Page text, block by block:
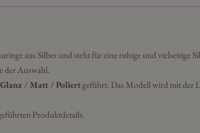
aus Silber und steht für eine ruhige und vielseitige
der Auswahl.
Glanz / Matt / Poliertgeführt. Das Modell wird mit der
Produktdetails.